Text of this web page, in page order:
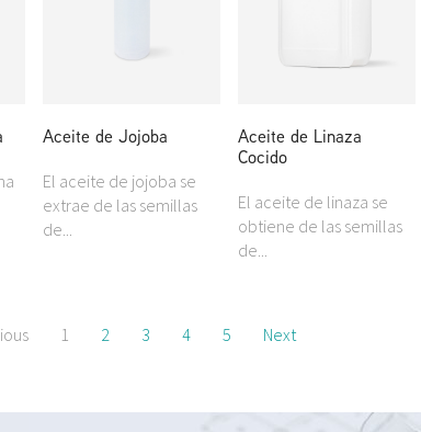
Aceite de Jojoba
El aceite de jojoba se
extrae de las semillas
de...
Aceite de Linaza
Cocido
El aceite de linaza se
obtiene de las semillas
de...
1 2 3 4 5 Next